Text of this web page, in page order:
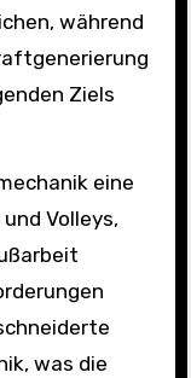
während
Ziels
eine
Volleys,
was die